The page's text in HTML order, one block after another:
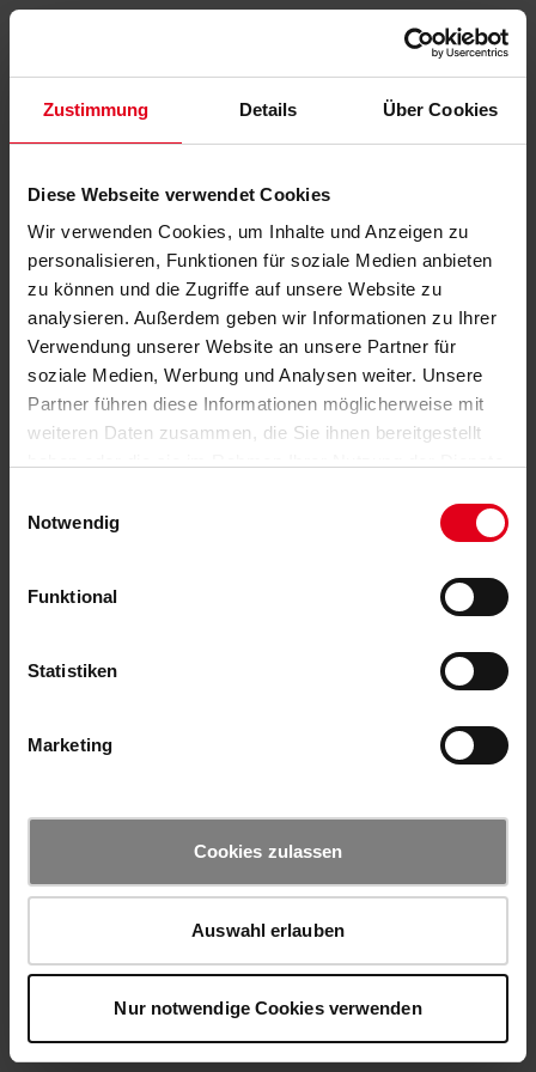
Zustimmung Details Über Cookies
Diese Webseite verwendet Cookies
Wir verwenden Cookies, um Inhalte und Anzeigen zu
personalisieren, Funktionen für soziale Medien anbieten
zu können und die Zugriffe auf unsere Website zu
analysieren. Außerdem geben wir Informationen zu Ihrer
Verwendung unserer Website an unsere Partner für
soziale Medien, Werbung und Analysen weiter. Unsere
Partner führen diese Informationen möglicherweise mit
weiteren Daten zusammen, die Sie ihnen bereitgestellt
Notwendig
Funktional
Statistiken
Marketing
Cookies zulassen
Auswahl erlauben
Nur notwendige Cookies verwenden